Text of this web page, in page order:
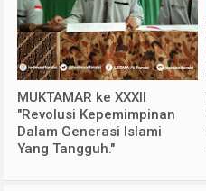
MUKTAMAR ke XXXII
"Revolusi Kepemimpinan
Dalam Generasi Islami
Yang Tangguh."